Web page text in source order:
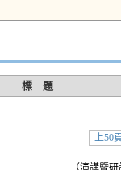
標 題
上50
（演講暨